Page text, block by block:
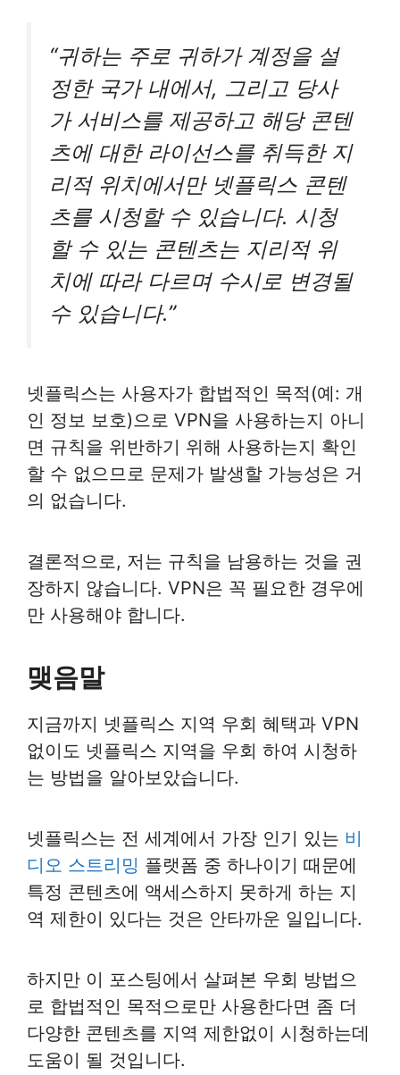
“귀하는 주로 귀하가 계정을 설
정한 국가 내에서, 그리고 당사
가 서비스를 제공하고 해당 콘텐
츠에 대한 라이선스를 취득한 지
리적 위치에서만 넷플릭스 콘텐
츠를 시청할 수 있습니다. 시청
할 수 있는 콘텐츠는 지리적 위
치에 따라 다르며 수시로 변경될
수 있습니다.”
넷플릭스는 사용자가 합법적인 목적(예: 개
인 정보 보호)으로 VPN을 사용하는지 아니
면 규칙을 위반하기 위해 사용하는지 확인
할 수 없으므로 문제가 발생할 가능성은 거
의 없습니다.
결론적으로, 저는 규칙을 남용하는 것을 권
장하지 않습니다. VPN은 꼭 필요한 경우에
만 사용해야 합니다.
맺음말
지금까지 넷플릭스 지역 우회 혜택과 VPN
없이도 넷플릭스 지역을 우회 하여 시청하
는 방법을 알아보았습니다.
넷플릭스는 전 세계에서 가장 인기 있는 비
디오 스트리밍 플랫폼 중 하나이기 때문에
특정 콘텐츠에 액세스하지 못하게 하는 지
역 제한이 있다는 것은 안타까운 일입니다.
하지만 이 포스팅에서 살펴본 우회 방법으
로 합법적인 목적으로만 사용한다면 좀 더
다양한 콘텐츠를 지역 제한없이 시청하는데
도움이 될 것입니다.